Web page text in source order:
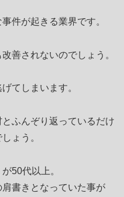
件が起きる業界です。
善されないのでしょう。
てしまいます。
ふんぞり返っているだけ
ょう。
50代以上。
書きとなっていた事が